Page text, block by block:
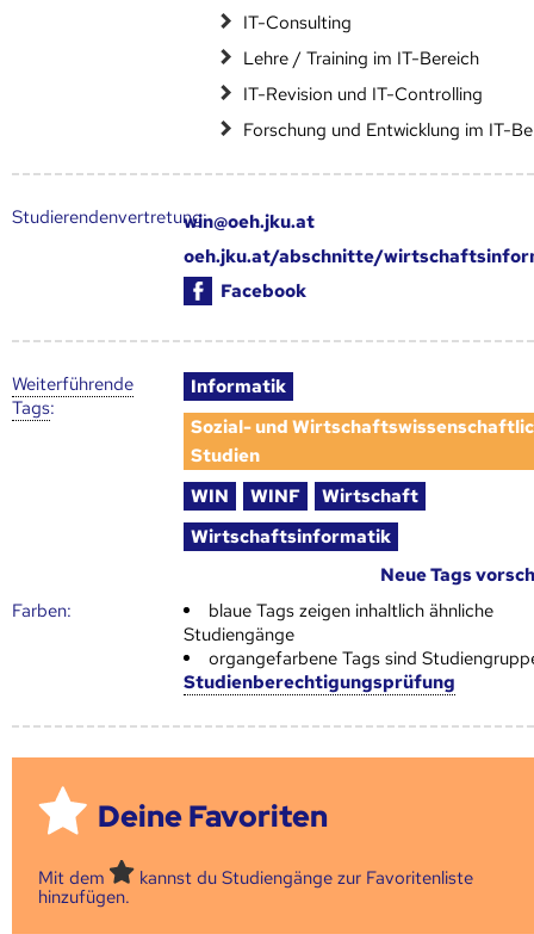
IT-Consulting
Lehre / Training im IT-Bereich
IT-Revision und IT-Controlling
Forschung und Entwicklung im IT-
Studierendenvertretung:win@oeh.jku.at
oeh.jku.at/abschnitte/
Facebook
Weiter­führende
Tags:
Informatik
Sozial- und
Studien
WIN
WINF
Wirtschaft
Wirtschaftsinformatik
Neue Tags
Farben:
blaue Tags zeigen inhaltlich ähnliche
Studiengänge
organgefarbene Tags sind
Studienberechtigungsprüfung
Deine Favoriten
Mit dem
kannst du Studiengänge zur Favoritenliste
hinzufügen.